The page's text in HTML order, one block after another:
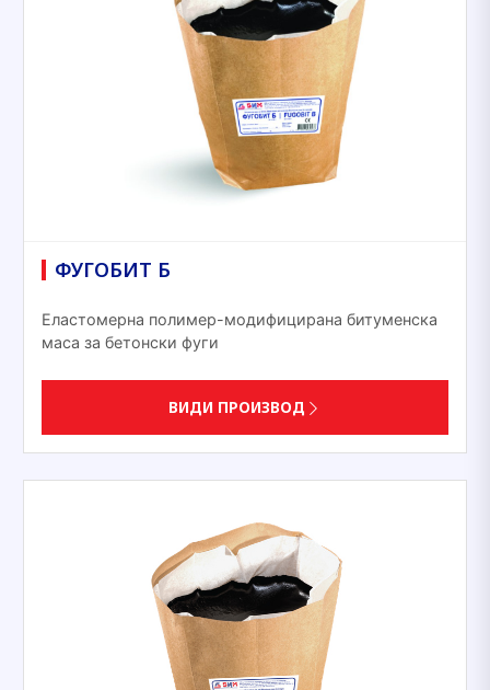
ФУГОБИТ Б
Еластомерна полимер-модифицирана битуменска
маса за бетонски фуги
ВИДИ ПРОИЗВОД